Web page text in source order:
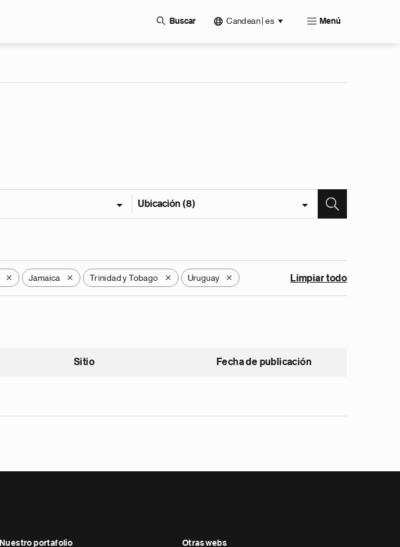
Buscar Candean | es Menú
Ubicación (8)
X Jamaica X Trinidad y Tobago X Uruguay X Limpiar todo
Sitio Fecha de publicación
Nuestro portafolio Otras webs